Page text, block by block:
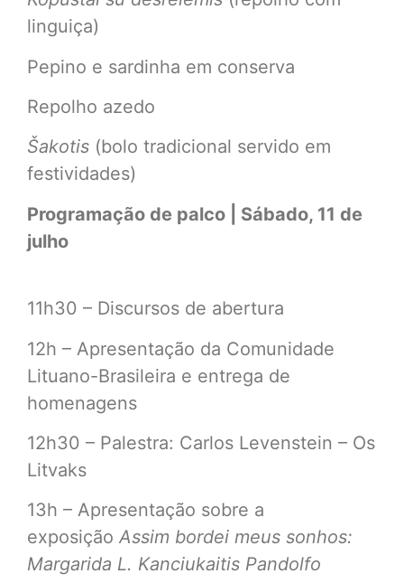
linguiça)
Pepino e sardinha em conserva
Repolho azedo
Šakotis (bolo tradicional servido em
festividades)
Programação de palco | Sábado, 11 de
julho
11h30 – Discursos de abertura
12h – Apresentação da Comunidade
Lituano-Brasileira e entrega de
homenagens
12h30 – Palestra: Carlos Levenstein – Os
Litvaks
13h – Apresentação sobre a
exposição Assim bordei meus sonhos:
Margarida L. Kanciukaitis Pandolfo